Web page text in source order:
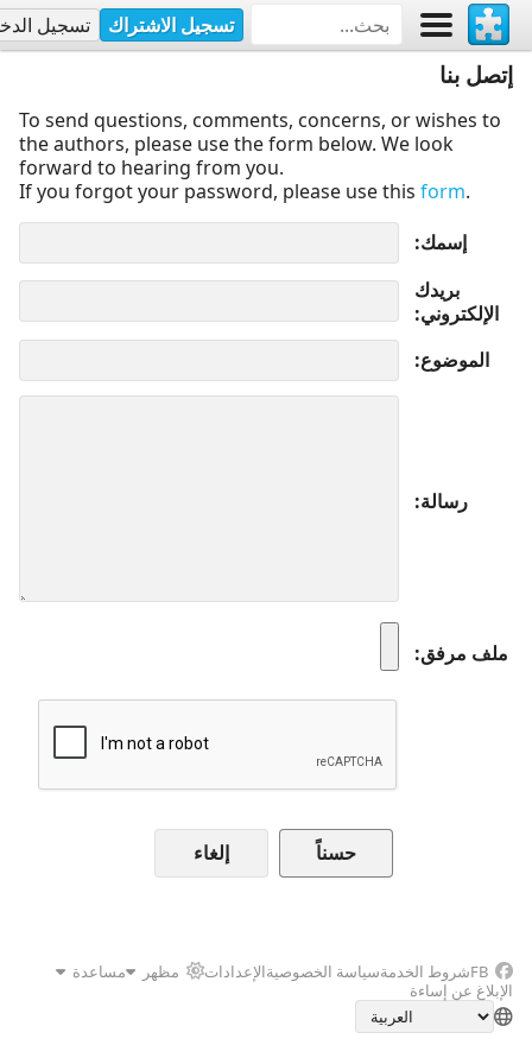
تسجيل الاشتراك تسجيل
إتصل بنا
To send questions, comments, concerns, or wishes to
the authors, please use the form below. We look
forward to hearing from you.
If you forgot your password, please use this form.
إسمك
بريدك
الإلكتروني
الموضوع
رسالة
ملف مرفق
إلغاء
FBشروط الخدمةسياسة الخصوصيةالإعدادات مظهر
مساعدة
الإبلاغ عن إساءة